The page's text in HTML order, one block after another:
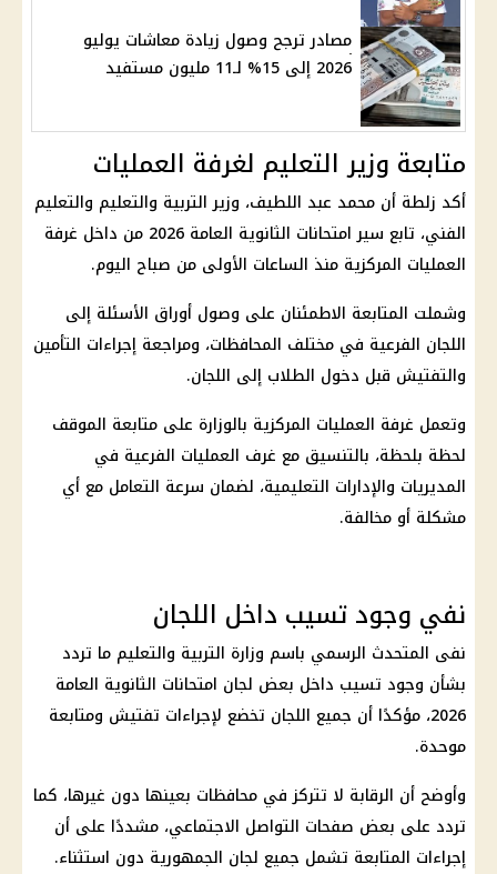
مصادر ترجح وصول زيادة معاشات يوليو
2026 إلى 15% لـ11 مليون مستفيد
متابعة وزير التعليم لغرفة العمليات
أكد زلطة أن محمد عبد اللطيف، وزير التربية والتعليم والتعليم
الفني، تابع سيرامتحانات الثانوية العامة 2026 من داخل غرفة
العمليات المركزية منذ الساعات الأولى من صباح اليوم.
وشملت المتابعة الاطمئنان على وصول أوراق الأسئلة إلى
اللجان الفرعية في مختلف المحافظات، ومراجعة إجراءات التأمين
والتفتيش قبل دخول الطلاب إلى اللجان.
وتعمل غرفة العمليات المركزية بالوزارة على متابعة الموقف
لحظة بلحظة، بالتنسيق مع غرف العمليات الفرعية في
المديريات والإدارات التعليمية، لضمان سرعة التعامل مع أي
مشكلة أو مخالفة.
نفي وجود تسيب داخل اللجان
نفى المتحدث الرسمي باسم وزارة التربية والتعليم ما تردد
بشأن وجود تسيب داخل بعض لجان امتحانات الثانوية العامة
2026، مؤكدًا أن جميع اللجان تخضع لإجراءات تفتيش ومتابعة
موحدة.
وأوضح أن الرقابة لا تتركز في محافظات بعينها دون غيرها، كما
تردد على بعض صفحات التواصل الاجتماعي، مشددًا على أن
إجراءات المتابعة تشمل جميع لجان الجمهورية دون استثناء.